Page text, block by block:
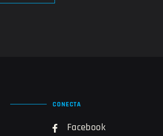
CONECTA
Facebook